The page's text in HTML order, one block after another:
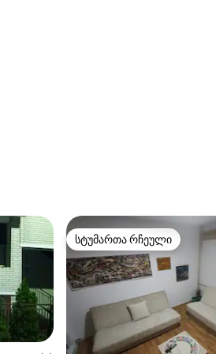
სტუმართა რჩეული
სტუმართა რჩეული